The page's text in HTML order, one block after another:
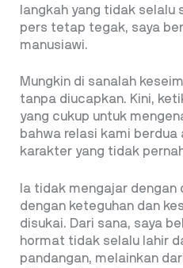
langkah yang tidak selalu
pers tetap tegak, saya
manusiawi.
Mungkin di sanalah
tanpa diucapkan. Kini,
yang cukup untuk
bahwa relasi kami berdua
karakter yang tidak
Ia tidak mengajar
dengan keteguhan dan
disukai. Dari sana, saya
hormat tidak selalu lahir
pandangan, melainkan